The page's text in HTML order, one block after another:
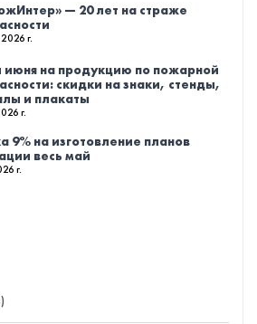
— 20 лет на страже
г.
июня на продукцию по пожарной
скидки на знаки, стенды,
и плакаты
г.
9% на изготовление планов
весь май
г.